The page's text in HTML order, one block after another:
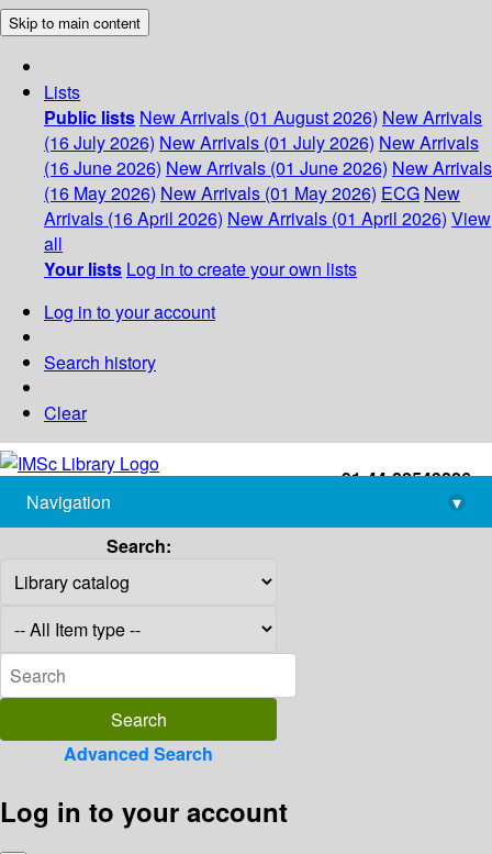
Skip to main content
Lists
Public lists New Arrivals (01 August 2026) New Arrivals
(16 July 2026) New Arrivals (01 July 2026) New Arrivals
(16 June 2026) New Arrivals (01 June 2026) New Arrivals
(16 May 2026) New Arrivals (01 May 2026) ECG New
Arrivals (16 April 2026) New Arrivals (01 April 2026) View
all
Your lists Log in to create your own lists
Log in to your account
Search history
Clear
+91-44-22543226
library@imsc.res.in
Navigation
▾
Search:
Advanced Search
Log in to your account